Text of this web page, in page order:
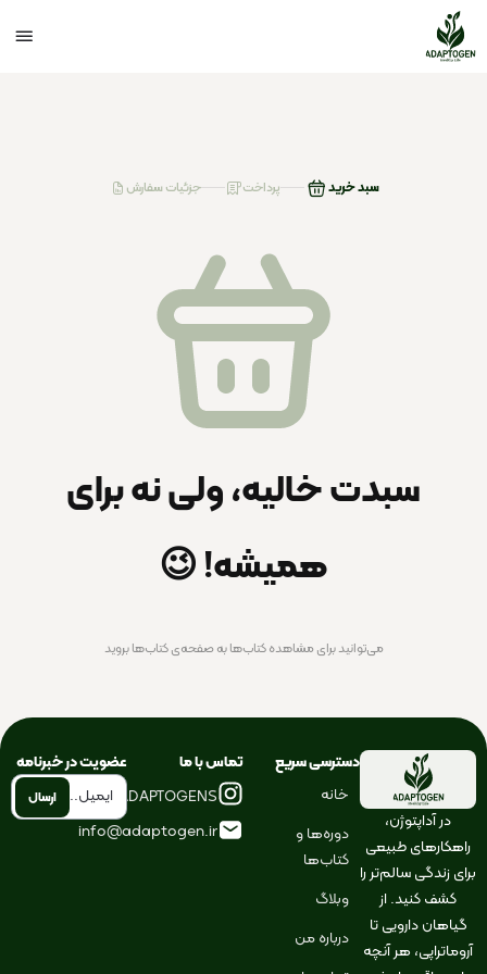
سبد خرید پرداخت جزئیات سفارش
سبدت خالیه، ولی نه برای
همیشه! 😉
می‌توانید برای مشاهده کتاب‌ها به صفحه‌ی کتاب‌ها بروید
در آداپتوژن،
راهکارهای طبیعی
برای زندگی سالم‌تر را
کشف کنید. از
گیاهان دارویی تا
آروماتراپی، هر آنچه
دسترسی سریع
خانه
دوره‌ها و
کتاب‌ها
وبلاگ
درباره من
تماس با ما
ELNAZADAPTOGENS@
info@adaptogen.ir
عضویت در خبرنامه